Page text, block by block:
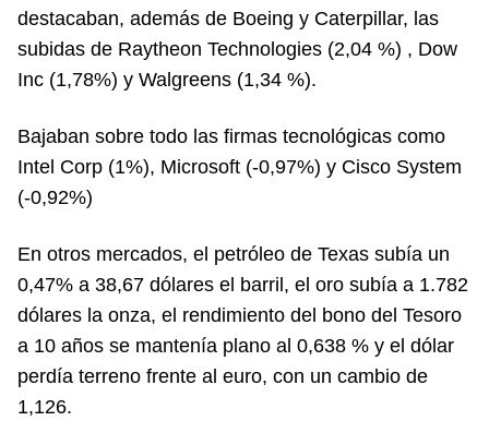
destacaban, además de Boeing y Caterpillar, las
subidas de Raytheon Technologies (2,04 %) , Dow
Inc (1,78%) y Walgreens (1,34 %).
Bajaban sobre todo las firmas tecnológicas como
Intel Corp (1%), Microsoft (-0,97%) y Cisco System
(-0,92%)
En otros mercados, el petróleo de Texas subía un
0,47% a 38,67 dólares el barril, el oro subía a 1.782
dólares la onza, el rendimiento del bono del Tesoro
a 10 años se mantenía plano al 0,638 % y el dólar
perdía terreno frente al euro, con un cambio de
1,126.